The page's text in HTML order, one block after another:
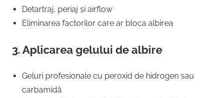
Detartraj, periaj și airflow
Eliminarea factorilor care ar bloca albirea
3. Aplicarea gelului de albire
Geluri profesionale cu peroxid de hidrogen sau
carbamidă